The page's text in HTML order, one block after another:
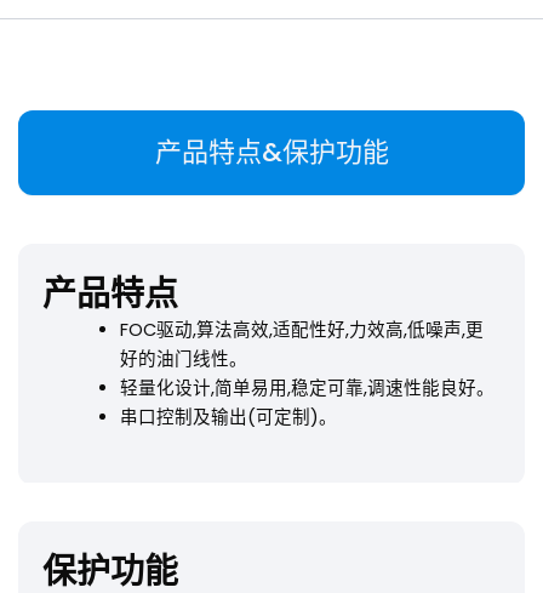
产品特点&保护功能
产品特点
FOC驱动,算法高效,适配性好,力效高,低噪声,更
好的油门线性。
轻量化设计,简单易用,稳定可靠,调速性能良好。
串口控制及输出(可定制)。
保护功能